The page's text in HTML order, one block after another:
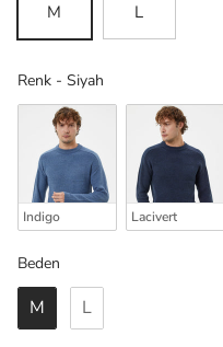
M L
Renk - Siyah
Indigo Lacivert
Beden
Beden
M L